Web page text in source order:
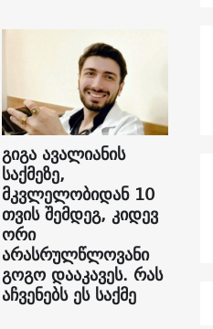
გიგა ავალიანის
საქმეზე,
მკვლელობიდან 10
თვის შემდეგ, კიდევ
ორი
არასრულწლოვანი
გოგო დააკავეს. რას
აჩვენებს ეს საქმე